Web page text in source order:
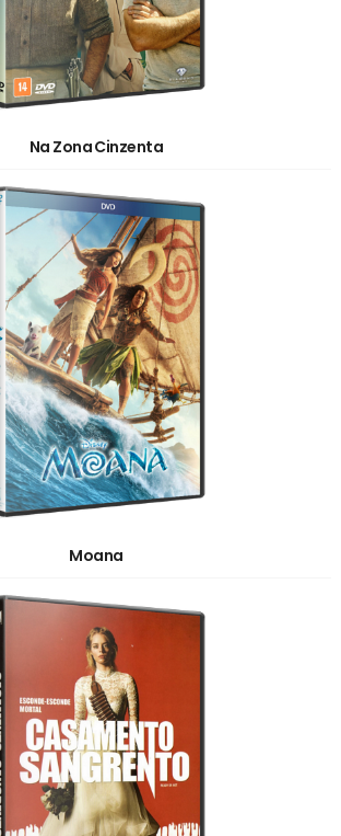
Na Zona Cinzenta
Moana